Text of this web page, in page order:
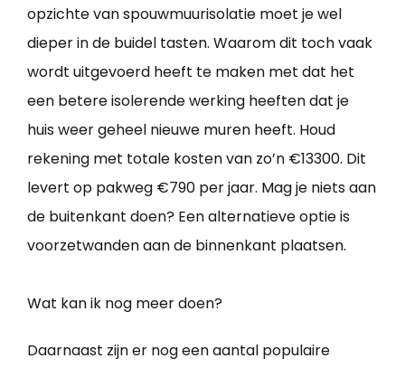
opzichte van spouwmuurisolatie moet je wel
dieper in de buidel tasten. Waarom dit toch vaak
wordt uitgevoerd heeft te maken met dat het
een betere isolerende werking heeften dat je
huis weer geheel nieuwe muren heeft. Houd
rekening met totale kosten van zo’n €13300. Dit
levert op pakweg €790 per jaar. Mag je niets aan
de buitenkant doen? Een alternatieve optie is
voorzetwanden aan de binnenkant plaatsen.
Wat kan ik nog meer doen?
Daarnaast zijn er nog een aantal populaire